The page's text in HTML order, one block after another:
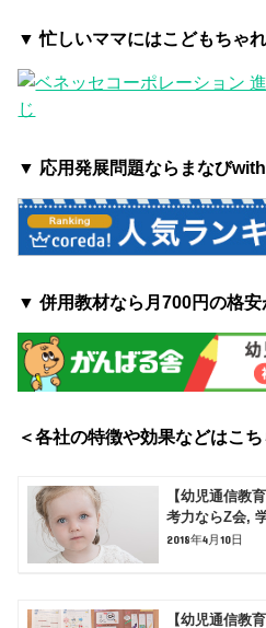
▼ 忙しいママにはこどもちゃ
▼ 応用発展問題ならまなびwith
▼ 併用教材なら月700円の格安
＜各社の特徴や効果などはこち
【幼児通信教
考力ならZ会,
2018年4月10日
【幼児通信教